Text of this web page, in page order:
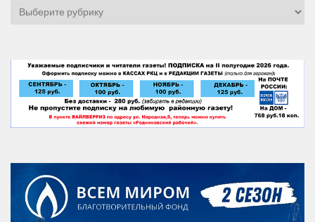
Рубрики